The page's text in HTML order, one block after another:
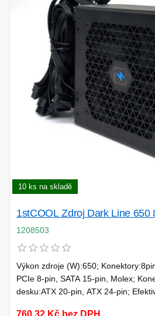
AI
PRACOVNÍ
HERNÍ
GRAFICKÉ
ZÁKLADNÍ DESKY -
AI
ZABEZPEČENÍ
KLÁVESNICE A
ZÁRUKY -
SOHO INTERNÍ
CHYTRÉ
INTERAKTIVNÍ
DOMÁCNOST
10 ks na skladě
1stCOOL Zdroj Dark Line 650
1208503
Výkon zdroje (W):650;
PCIe 8-pin, SATA 15-pin, Molex;
desku:ATX 20-pin, ATX 24-pin;
760,32 Kč bez DPH